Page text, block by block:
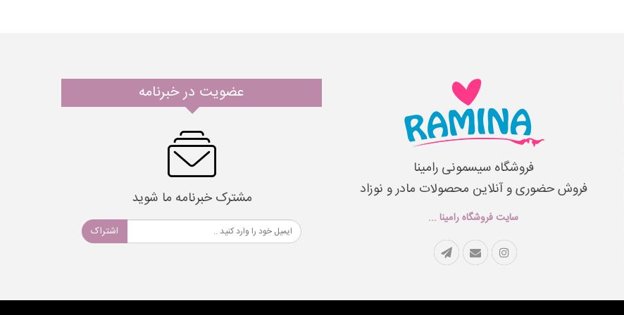
فروشگاه سیسمونی رامینا
فروش حضوری و آنلاین محصولات مادر و نوزاد
سایت فروشگاه رامینا ...
عضویت در خبرنامه
مشترک خبرنامه ما شوید
اشتراک